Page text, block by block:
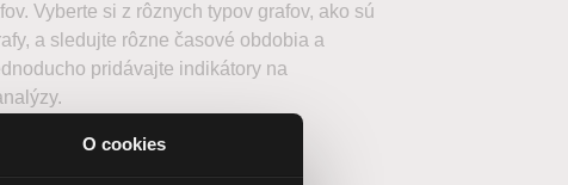
O cookies
Vyberte si z rôznych typov grafov, ako sú
a sledujte rôzne časové obdobia a
pridávajte indikátory na